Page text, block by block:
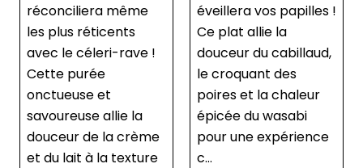
réconciliera même
les plus réticents
avec le céleri-rave !
Cette purée
onctueuse et
savoureuse allie la
douceur de la crème
et du lait à la texture
éveillera vos papilles !
Ce plat allie la
douceur du cabillaud,
le croquant des
poires et la chaleur
épicée du wasabi
pour une expérience
c...